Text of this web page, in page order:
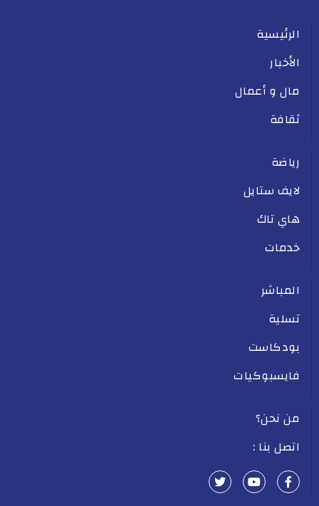
الرئيسية
الأخبار
مال و أعمال
ثقافة
رياضة
لايف ستايل
هاي تاك
خدمات
المباشر
تسلية
بودكاست
فايسبوكيات
من نحن؟
اتصل بنا :